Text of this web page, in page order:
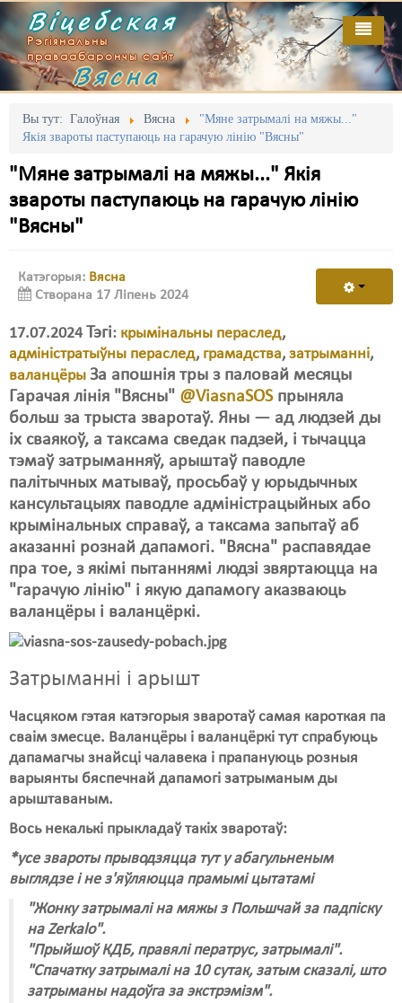
Віцебская
Рэгіянальны
праваабарончы сайт
Вясна
Вы тут: Галоўная Вясна
"Мяне затрымалі на мяжы..."
Якія звароты паступаюць на гарачую лінію "Вясны"
"Мяне затрымалі на мяжы..." Якія
звароты паступаюць на гарачую лінію
"Вясны"
Катэгорыя: Вясна
Створана 17 Ліпень 2024
17.07.2024 Тэгі: крымінальны пераслед,
адміністратыўны пераслед, грамадства, затрыманні,
валанцёры За апошнія тры з паловай месяцы
Гарачая лінія "Вясны" @ViasnaSOSпрыняла
больш за трыста зваротаў. Яны — ад людзей ды
іх сваякоў, а таксама сведак падзей, і тычацца
тэмаў затрыманняў, арыштаў паводле
палітычных матываў, просьбаў у юрыдычных
кансультацыях паводле адміністрацыйных або
крымінальных справаў, а таксама запытаў аб
аказанні рознай дапамогі. "Вясна" распавядае
пра тое, з якімі пытаннямі людзі звяртаюцца на
"гарачую лінію" і якую дапамогу аказваюць
валанцёры і валанцёркі.
Затрыманні і арышт
Часцяком гэтая катэгорыя зваротаў самая кароткая па
сваім змесце. Валанцёры і валанцёркі тут спрабуюць
дапамагчы знайсці чалавека і прапануюць розныя
варыянты бяспечнай дапамогі затрыманым ды
арыштаваным.
Вось некалькі прыкладаў такіх зваротаў:
*усе звароты прыводзяцца тут у абагульненым
выглядзе і не з'яўляюцца прамымі цытатамі
"Жонку затрымалі на мяжы з Польшчай за падпіску
на Zerkalo".
"Прыйшоў КДБ, правялі ператрус, затрымалі".
"Спачатку затрымалі на 10 сутак, затым сказалі, што
затрыманы надоўга за экстрэмізм".
Галоўная
Адміністрацыйны перасьлед
Безбар'ернае асяродзьдзе
Выбары
Дзяржава
Дыскрымінацыя
Затрыманьні
Карная псыхіятрыя
КПЧ ААН
Культурныя правы
ЛПП
Мігранты
Мірныя сходы
Палітвязьні
Правы дзіцяці
Пэнітэнцыярная сыстэма
Распальваньне варожасьці
Рознае
Свабода слова
Свабода сумленьня
Суд
Сьмяротнае пакараньне
Экалёгія
Выданьні
Пра нас